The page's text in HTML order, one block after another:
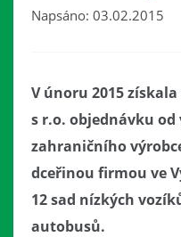
Napsáno: 03.02.2015
V únoru 2015
s r.o. objednávku
zahraničního
dceřinou firmou ve
12 sad nízkých
autobusů.